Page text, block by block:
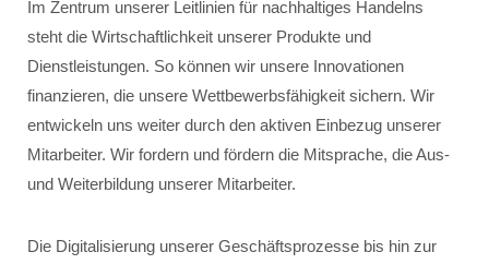
Im Zentrum unserer Leitlinien für nachhaltiges Handelns
steht die Wirtschaftlichkeit unserer Produkte und
Dienstleistungen. So können wir unsere Innovationen
finanzieren, die unsere Wettbewerbsfähigkeit sichern. Wir
entwickeln uns weiter durch den aktiven Einbezug unserer
Mitarbeiter. Wir fordern und fördern die Mitsprache, die Aus-
und Weiterbildung unserer Mitarbeiter.
Die Digitalisierung unserer Geschäftsprozesse bis hin zur